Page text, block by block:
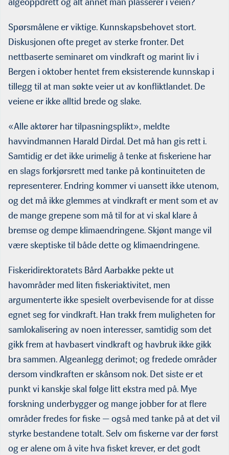
Spørsmålene er viktige. Kunnskapsbehovet stort.
Diskusjonen ofte preget av sterke fronter. Det
nettbaserte seminaret om vindkraft og marint liv i
Bergen i oktober hentet frem eksisterende kun­nskap i
tillegg til at man søkte veier ut av konfliktlandet. De
veiene er ikke alltid brede og slake.
«Alle aktører har tilpasningsplikt», meldte
havvindmannen Harald Dirdal. Det må han gis rett i.
Samtidig er det ikke urimelig å tenke at fiskeriene har
en slags forkjørsrett med tanke på konti­nuiteten de
representerer. Endring kommer vi uansett ikke utenom,
og det må ikke glemmes at vindkraft er ment som et av
de mange grepene som må til for at vi skal klare å
bremse og dempe kli­maendringene. Skjønt mange vil
være skeptiske til både dette og klimaendringene.
Fiskeridirektoratets Bård Aarbakke pekte ut
havområder med liten fiskeriaktivitet, men
argumenterte ikke spesielt overbevisende for at disse
egnet seg for vindkraft. Han trakk frem muligheten for
samlokalisering av noen interesser, samtidig som det
gikk frem at havbasert vindkraft og havbruk ikke gikk
bra sammen. Algeanlegg derimot; og fredede områder
dersom vindkraften er skånsom nok. Det siste er et
punkt vi kanskje skal følge litt ekstra med på. Mye
forskning underbygger og mange jobber for at flere
områder fredes for fiske — også med tanke på at det vil
styrke bestandene totalt. Selv om fiskerne var der først
og er alene om å vite hva fisket krever, er det godt